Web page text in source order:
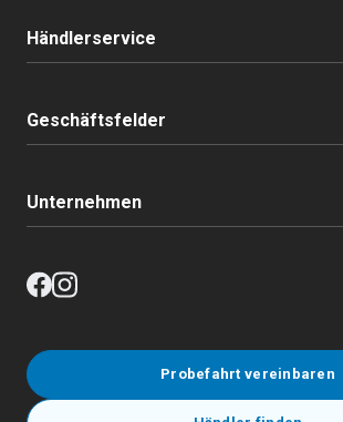
Händlerservice
Geschäftsfelder
Unternehmen
Probefahrt vereinbaren